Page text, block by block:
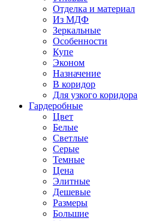
Отделка и материал
Из МДФ
Зеркальные
Особенности
Купе
Эконом
Назначение
В коридор
Для узкого коридора
Гардеробные
Цвет
Белые
Светлые
Серые
Темные
Цена
Элитные
Дешевые
Размеры
Большие